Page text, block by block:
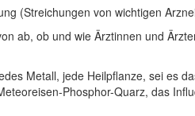
(Streichungen von wichtigen
ab, ob und wie Ärztinnen und
Metall, jede Heilpflanze, sei es
Phosphor-Quarz, das